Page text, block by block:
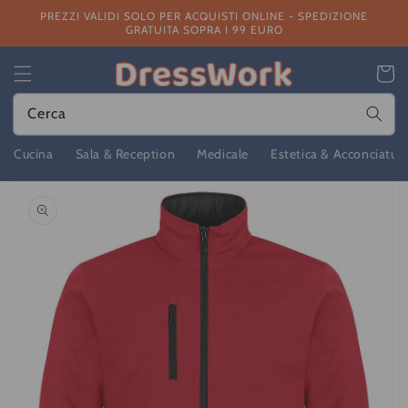
direttamente
PREZZI VALIDI SOLO PER ACQUISTI ONLINE - SPEDIZIONE
GRATUITA SOPRA I 99 EURO
Cerca
Cucina Sala & Reception Medicale Estetica & Acconciature
Carrello
Passa alle
sul prodotto